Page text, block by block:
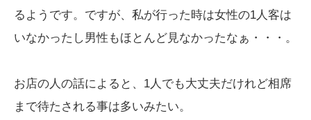
るようです。ですが、私が行った時は女性の1人客は
いなかったし男性もほとんど見なかったなぁ・・・。
お店の人の話によると、1人でも大丈夫だけれど相席
まで待たされる事は多いみたい。